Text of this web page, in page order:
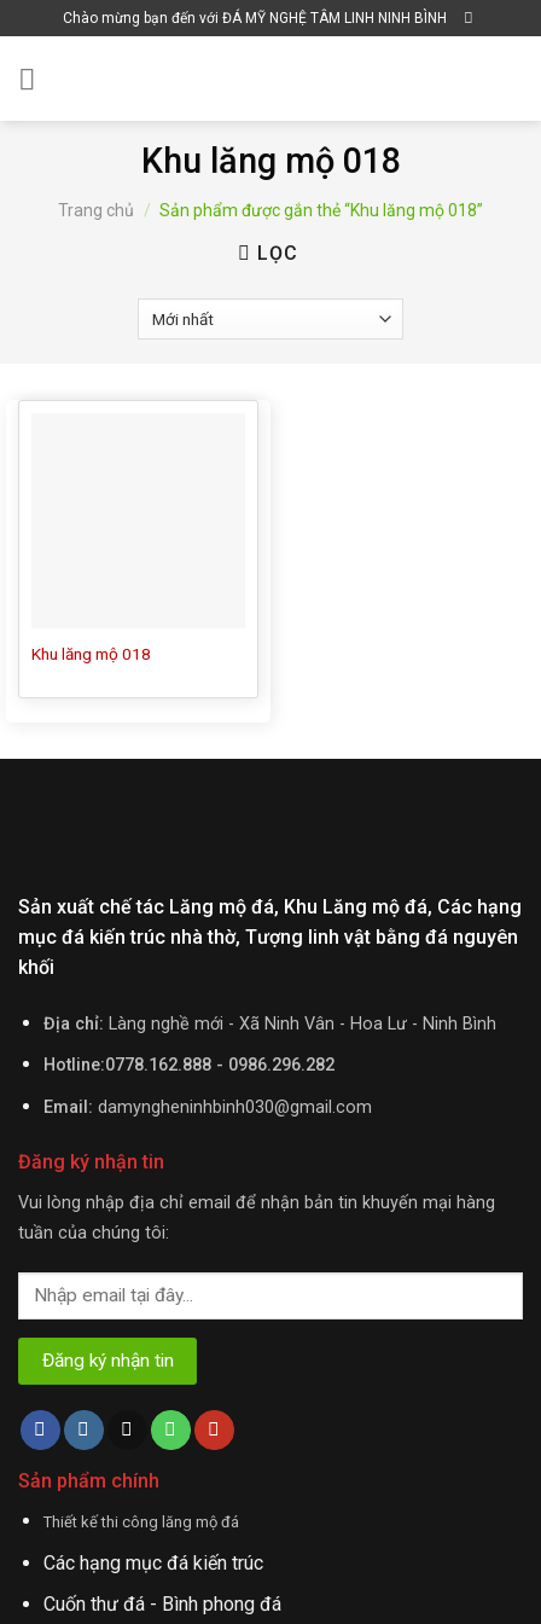
to
content
Chào mừng bạn đến với ĐÁ MỸ NGHỆ TÂM LINH NINH BÌNH
Khu lăng mộ 018
Trang chủ / Sản phẩm được gắn thẻ “Khu lăng mộ 018”
LỌC
Khu lăng mộ 018
Sản xuất chế tác Lăng mộ đá, Khu Lăng mộ đá, Các hạng
mục đá kiến trúc nhà thờ, Tượng linh vật bằng đá nguyên
khối
Địa chỉ: Làng nghề mới - Xã Ninh Vân - Hoa Lư - Ninh Bình
Hotline:0778.162.888 - 0986.296.282
Email: damyngheninhbinh030@gmail.com
Đăng ký nhận tin
Vui lòng nhập địa chỉ email để nhận bản tin khuyến mại hàng
tuần của chúng tôi:
Sản phẩm chính
Thiết kế thi công lăng mộ đá
Các hạng mục đá kiến trúc
Cuốn thư đá - Bình phong đá